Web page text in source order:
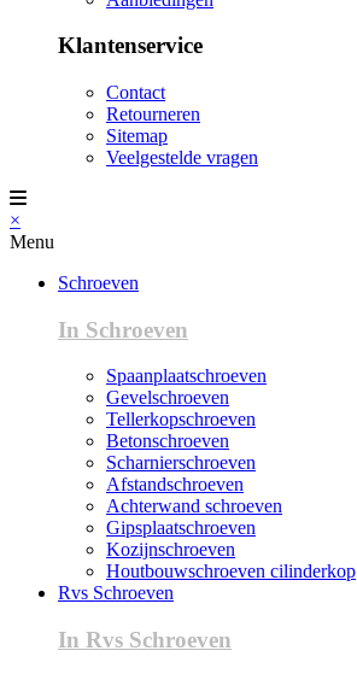
Klantenservice
Contact
Retourneren
Sitemap
Veelgestelde vragen
×
Menu
Schroeven
In Schroeven
Spaanplaatschroeven
Gevelschroeven
Tellerkopschroeven
Betonschroeven
Scharnierschroeven
Afstandschroeven
Achterwand schroeven
Gipsplaatschroeven
Kozijnschroeven
Houtbouwschroeven cilinderkop
Rvs Schroeven
In Rvs Schroeven